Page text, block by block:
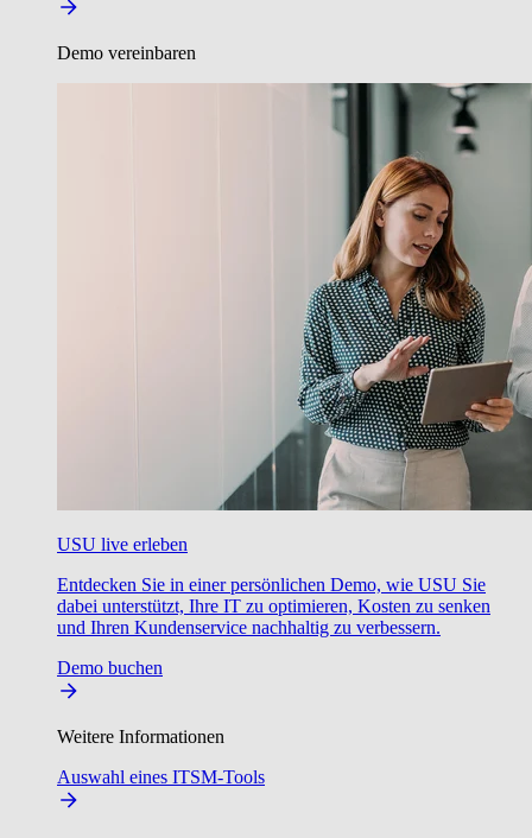
Demo vereinbaren
USU live erleben
Entdecken Sie in einer persönlichen Demo, wie USU Sie
dabei unterstützt, Ihre IT zu optimieren, Kosten zu senken
und Ihren Kundenservice nachhaltig zu verbessern.
Demo buchen
Weitere Informationen
Auswahl eines ITSM-Tools